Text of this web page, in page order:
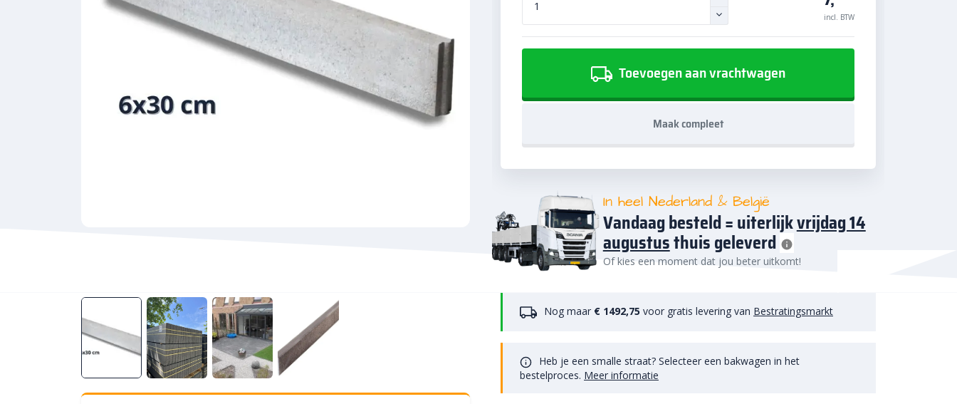
incl. BTW
Toevoegen aan vrachtwagen
Maak compleet
In heel Nederland & België
Vandaag besteld = uiterlijkvrijdag 14
augustusthuis geleverd
Of kies een moment dat jou beter uitkomt!
Nog maar € 1492,75 voor gratis levering van Bestratingsmarkt
Heb je een smalle straat? Selecteer een bakwagen in het
bestelproces. Meer informatie